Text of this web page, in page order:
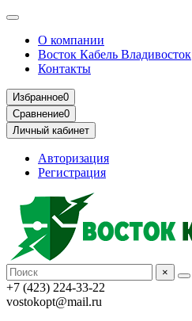
О компании
Восток Кабель Владивосток
Контакты
Избранное0
Сравнение0
Личный кабинет
Авторизация
Регистрация
×
+7 (423) 224-33-22
vostokopt@mail.ru